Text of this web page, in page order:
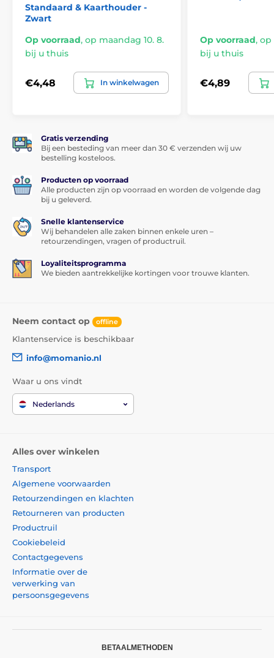
Standaard & Kaarthouder -
Zwart
Op voorraad, op maandag 10. 8.
bij u thuis
€4,48 In winkelwagen
Op voorraad, op
bij u thuis
€4,89
Gratis verzending
Bij een besteding van meer dan 30 € verzenden wij uw
bestelling kosteloos.
Producten op voorraad
Alle producten zijn op voorraad en worden de volgende dag
bij u geleverd.
Snelle klantenservice
Wij behandelen alle zaken binnen enkele uren –
retourzendingen, vragen of productruil.
Loyaliteitsprogramma
We bieden aantrekkelijke kortingen voor trouwe klanten.
Neem contact op offline
Klantenservice is beschikbaar
info@momanio.nl
Waar u ons vindt
Nederlands
Alles over winkelen
Transport
Algemene voorwaarden
Retourzendingen en klachten
Retourneren van producten
Productruil
Cookiebeleid
Contactgegevens
Informatie over de
verwerking van
persoonsgegevens
BETAALMETHODEN